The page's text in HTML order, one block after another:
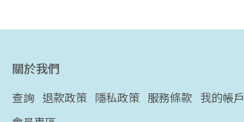
關於我們
查詢 退款政策 隱私政策 服務條款 我的帳戶